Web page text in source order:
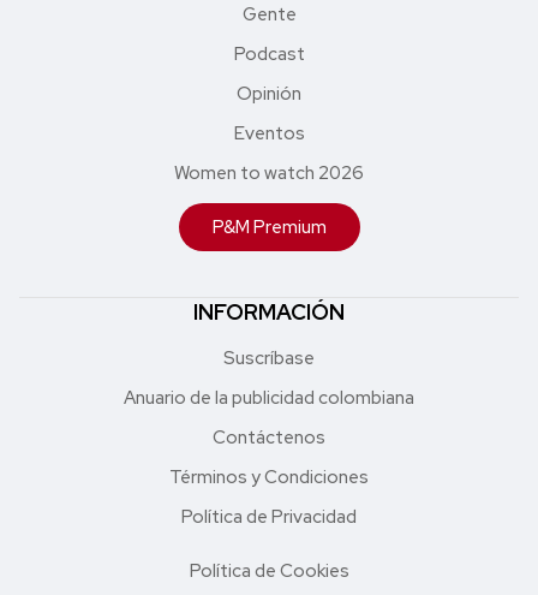
Gente
Podcast
Opinión
Eventos
Women to watch 2026
P&M Premium
INFORMACIÓN
Suscríbase
Anuario de la publicidad colombiana
Contáctenos
Términos y Condiciones
Política de Privacidad
Política de Cookies